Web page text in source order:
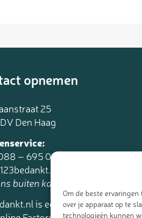
Om de beste
over je apparaat op te
technologieën kunnen
opnemen
25
Den Haag
– 695 06 95
buiten kantoortijden.
is een onderdeel van